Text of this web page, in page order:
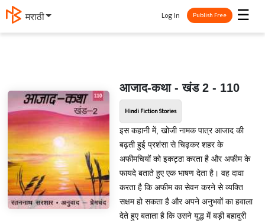
मराठी ☰
Log In Publish Free
आजाद-कथा - खंड 2 - 110
Hindi Fiction Stories
इस कहानी में, खोजी नामक पात्र आजाद की
बढ़ती हुई प्रशंसा से चिढ़कर शहर के
अफीमचियों को इकट्ठा करता है और अफीम के
फायदे बताते हुए एक भाषण देता है। वह दावा
करता है कि अफीम का सेवन करने से व्यक्ति
सक्षम हो सकता है और अपने अनुभवों का हवाला
देते हुए बताता है कि उसने युद्ध में बड़ी बहादुरी